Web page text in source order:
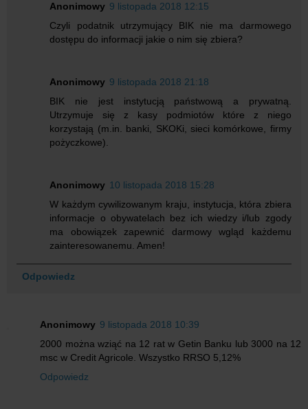
Anonimowy 9 listopada 2018 12:15
Czyli podatnik utrzymujący BIK nie ma darmowego
dostępu do informacji jakie o nim się zbiera?
Anonimowy 9 listopada 2018 21:18
BIK nie jest instytucją państwową a prywatną.
Utrzymuje się z kasy podmiotów które z niego
korzystają (m.in. banki, SKOKi, sieci komórkowe, firmy
pożyczkowe).
Anonimowy 10 listopada 2018 15:28
W każdym cywilizowanym kraju, instytucja, która zbiera
informacje o obywatelach bez ich wiedzy i/lub zgody
ma obowiązek zapewnić darmowy wgląd każdemu
zainteresowanemu. Amen!
Odpowiedz
Anonimowy 9 listopada 2018 10:39
2000 można wziąć na 12 rat w Getin Banku lub 3000 na 12
msc w Credit Agricole. Wszystko RRSO 5,12%
Odpowiedz